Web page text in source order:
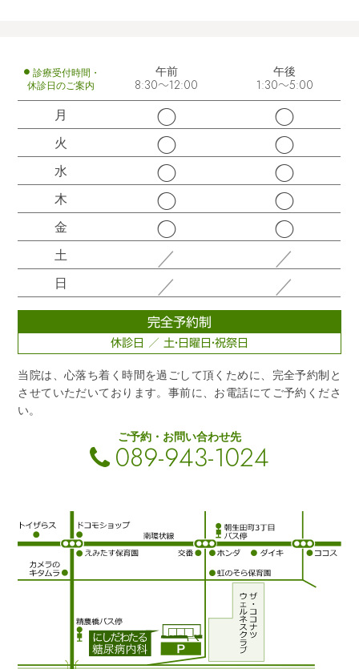
診療受付時間・
休診日のご案内
午前
8:30～12:00
午後
1:30～5:00
月 ◯ ◯
火 ◯ ◯
水 ◯ ◯
木 ◯ ◯
金 ◯ ◯
土 ／ ／
日 ／ ／
完全予約制
休診日 ／ 土・日曜日・祝祭日
当院は、心落ち着く時間を過ごして頂くために、完全予約制と
させていただいております。事前に、お電話にてご予約くださ
い。
ご予約・お問い合わせ先
089-943-1024